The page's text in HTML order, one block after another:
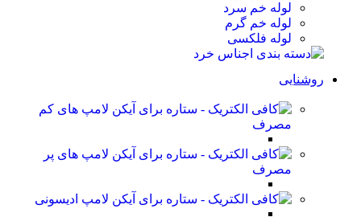
لوله خم سرد
لوله خم گرم
لوله فلکسی
روشنایی
لامپ های کم
مصرف
لامپ های پر
مصرف
لامپ ادیسونی